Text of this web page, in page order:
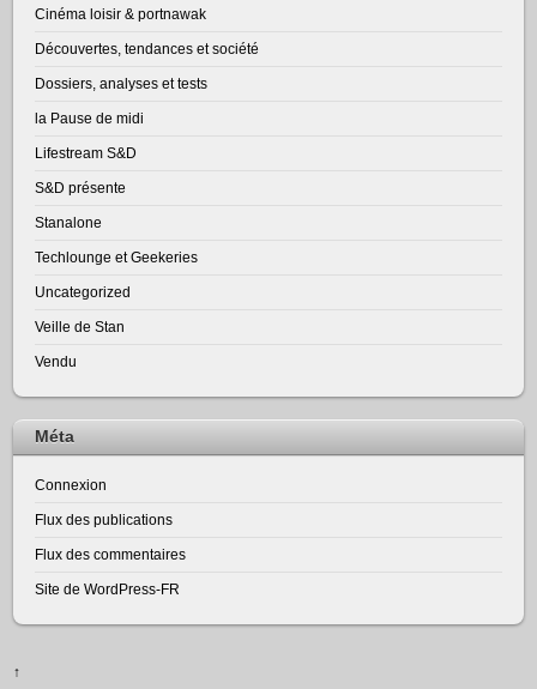
Cinéma loisir & portnawak
Découvertes, tendances et société
Dossiers, analyses et tests
la Pause de midi
Lifestream S&D
S&D présente
Stanalone
Techlounge et Geekeries
Uncategorized
Veille de Stan
Vendu
Méta
Connexion
Flux des publications
Flux des commentaires
Site de WordPress-FR
↑